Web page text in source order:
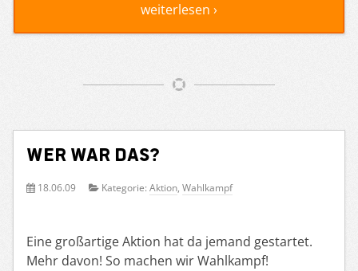
weiterlesen ›
Wer war das?
18.06.09 Kategorie: Aktion, Wahlkampf
Eine großartige Aktion hat da jemand gestartet.
Mehr davon! So machen wir Wahlkampf!